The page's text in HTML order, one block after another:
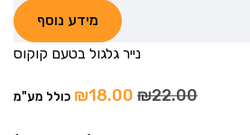
מידע נוסף
נייר גלגול בטעם קוקוס
₪22.00
₪18.00 כולל מע"מ